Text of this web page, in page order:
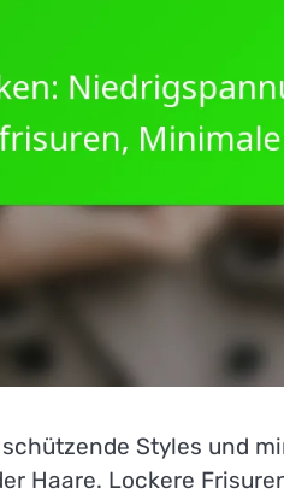
Styles und
Haare. Lockere